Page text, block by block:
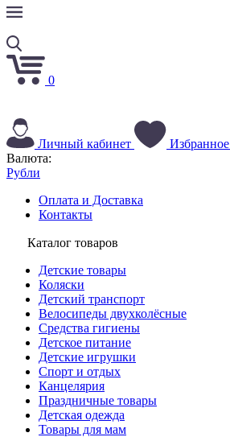
0
Личный кабинет Избранное
Валюта:
Рубли
Оплата и Доставка
Контакты
Каталог товаров
Детские товары
Коляски
Детский транспорт
Велосипеды двухколёсные
Средства гигиены
Детское питание
Детские игрушки
Спорт и отдых
Канцелярия
Праздничные товары
Детская одежда
Товары для мам